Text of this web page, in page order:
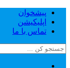
پیشخوان
اپلیکیشن
تماس با ما